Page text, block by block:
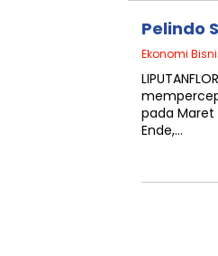
Pelindo
Ekonomi
pada Maret
Ende,…